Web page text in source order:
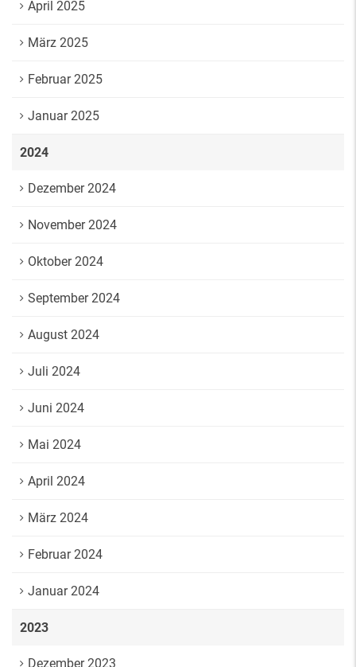
April 2025
März 2025
Februar 2025
Januar 2025
2024
Dezember 2024
November 2024
Oktober 2024
September 2024
August 2024
Juli 2024
Juni 2024
Mai 2024
April 2024
März 2024
Februar 2024
Januar 2024
2023
Dezember 2023